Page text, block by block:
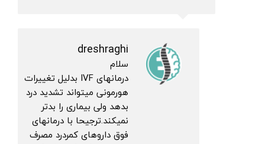
dreshraghi
سلام
درمانهای IVF بدلیل تغییرات
هورمونی میتواند تشدید درد
بدهد ولی بیماری را بدتر
نمیکند.ترجیحا با درمانهای
فوق داروهای کمردرد مصرف